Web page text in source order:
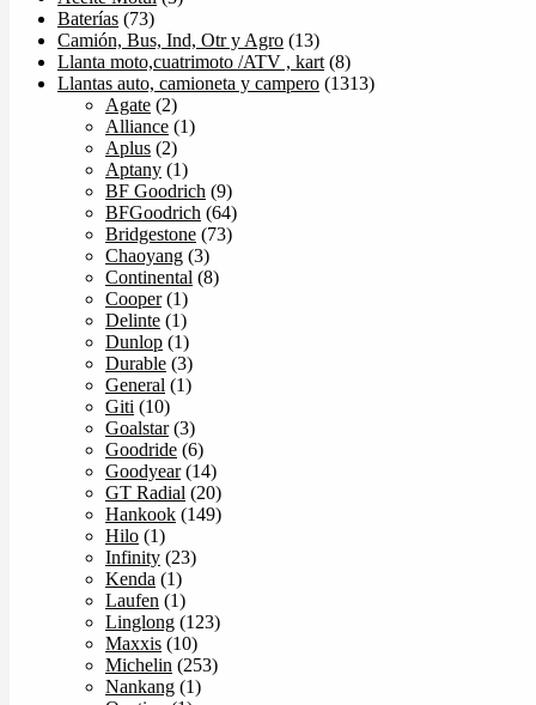
Baterías (73)
Camión, Bus, Ind, Otr y Agro (13)
Llanta moto,cuatrimoto /ATV , kart (8)
Llantas auto, camioneta y campero (1313)
Agate (2)
Alliance (1)
Aplus (2)
Aptany (1)
BF Goodrich (9)
BFGoodrich (64)
Bridgestone (73)
Chaoyang (3)
Continental (8)
Cooper (1)
Delinte (1)
Dunlop (1)
Durable (3)
General (1)
Giti (10)
Goalstar (3)
Goodride (6)
Goodyear (14)
GT Radial (20)
Hankook (149)
Hilo (1)
Infinity (23)
Kenda (1)
Laufen (1)
Linglong (123)
Maxxis (10)
Michelin (253)
Nankang (1)